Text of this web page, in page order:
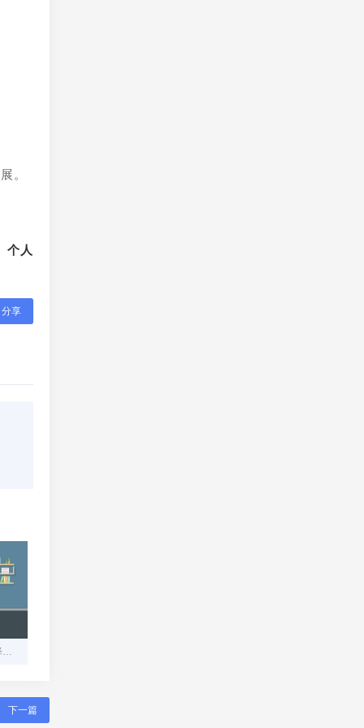
。
个人
分享
福州高防服务器租用：选择与实力相匹配的解决方案
下一篇